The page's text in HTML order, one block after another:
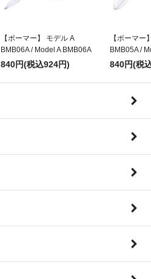
【ボーマー】 モデル A
BMB06A / Model A BMB06A
840円(税込924円)
【ボーマー
BMB05A /
840円(税